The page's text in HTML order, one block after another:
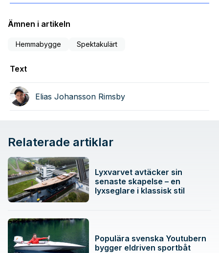
Ämnen i artikeln
Hemmabygge Spektakulärt
Text
Elias Johansson Rimsby
Relaterade artiklar
Lyxvarvet avtäcker sin
senaste skapelse – en
lyxseglare i klassisk stil
Populära svenska Youtubern
bygger eldriven sportbåt